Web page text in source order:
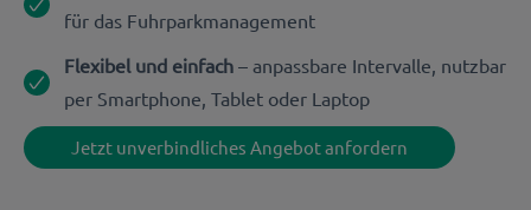
für das Fuhrparkmanagement
Flexibel und einfach – anpassbare Intervalle, nutzbar
per Smartphone, Tablet oder Laptop
Jetzt unverbindliches Angebot anfordern